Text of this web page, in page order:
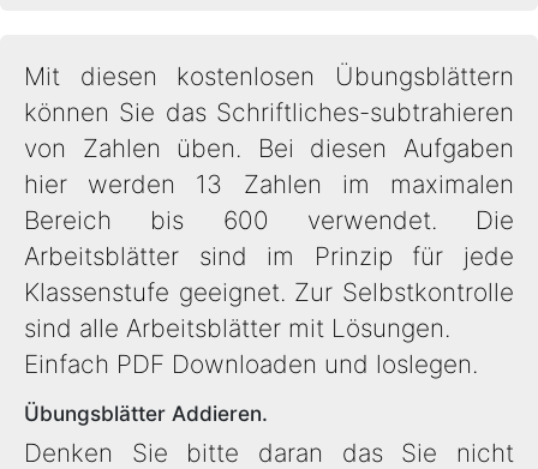
Mit diesen kostenlosen Übungsblättern
können Sie das Schriftliches-subtrahieren
von Zahlen üben. Bei diesen Aufgaben
hier werden 13 Zahlen im maximalen
Bereich bis 600 verwendet. Die
Arbeitsblätter sind im Prinzip für jede
Klassenstufe geeignet. Zur Selbstkontrolle
sind alle Arbeitsblätter mit Lösungen.
Einfach PDF Downloaden und loslegen.
Übungsblätter Addieren.
Denken Sie bitte daran das Sie nicht